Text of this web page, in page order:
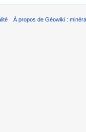
À propos de Géowiki :